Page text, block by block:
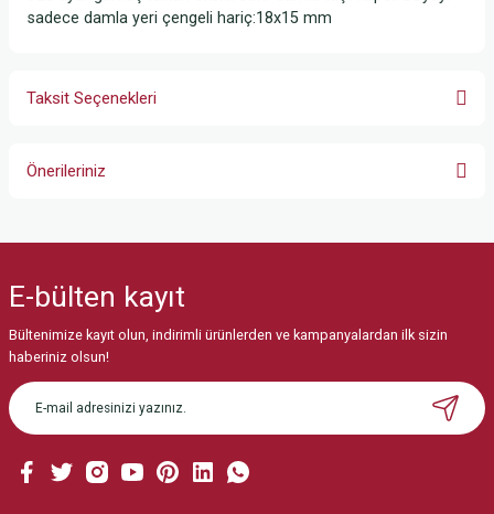
sadece damla yeri çengeli hariç:18x15 mm
Taksit Seçenekleri
Önerileriniz
Görüş ve önerileriniz için teşekkür ederiz.
Ürün resmi kalitesiz, bozuk veya görüntülenemiyor.
Ürün açıklamasında eksik bilgiler bulunuyor.
Ürün bilgilerinde hatalar bulunuyor.
Bu ürüne benzer farklı alternatifler olmalı.
E-bülten kayıt
Bültenimize kayıt olun, indirimli ürünlerden ve kampanyalardan ilk sizin
haberiniz olsun!